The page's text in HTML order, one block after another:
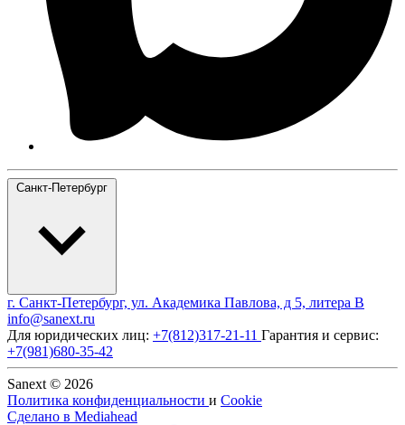
Санкт-Петербург
г. Санкт-Петербург, ул. Академика Павлова, д 5, литера В
info@sanext.ru
Для юридических лиц: +7(812)317-21-11 Гарантия и сервис:
+7(981)680-35-42
Sanext © 2026
Политика конфиденциальности и Cookie
Сделано в Mediahead